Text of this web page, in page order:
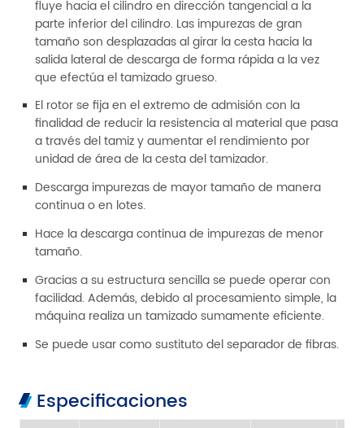
fluye hacia el cilindro en dirección tangencial a la
parte inferior del cilindro. Las impurezas de gran
tamaño son desplazadas al girar la cesta hacia la
salida lateral de descarga de forma rápida a la vez
que efectúa el tamizado grueso.
El rotor se fija en el extremo de admisión con la
finalidad de reducir la resistencia al material que pasa
a través del tamiz y aumentar el rendimiento por
unidad de área de la cesta del tamizador.
Descarga impurezas de mayor tamaño de manera
continua o en lotes.
Hace la descarga continua de impurezas de menor
tamaño.
Gracias a su estructura sencilla se puede operar con
facilidad. Además, debido al procesamiento simple, la
máquina realiza un tamizado sumamente eficiente.
Se puede usar como sustituto del separador de fibras.
Especificaciones